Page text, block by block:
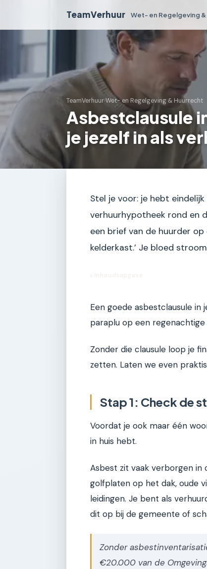
TeamVerhuur Wet- en Regelgeving &
TeamVerhuur›Wet- en Regelgeving & Huurrecht
Asbestclausule
je jezelf in als
Stel je voor: je hebt
verhuurhypotheek rond en
een brief van de huurder
kelderkast.’ Je bloed
Een goede asbestclausule in
paraplu op een regenachtige
Zonder die clausule loop je
zetten. Laten we even
Stap 1: Check de
Voordat je ook maar één
in huis hebt.
Asbest zit vaak verborgen in
golfplaten op het dak, oude
leidingen. Je bent als
dit op bij de gemeente of
Zonder
€20.000 van de